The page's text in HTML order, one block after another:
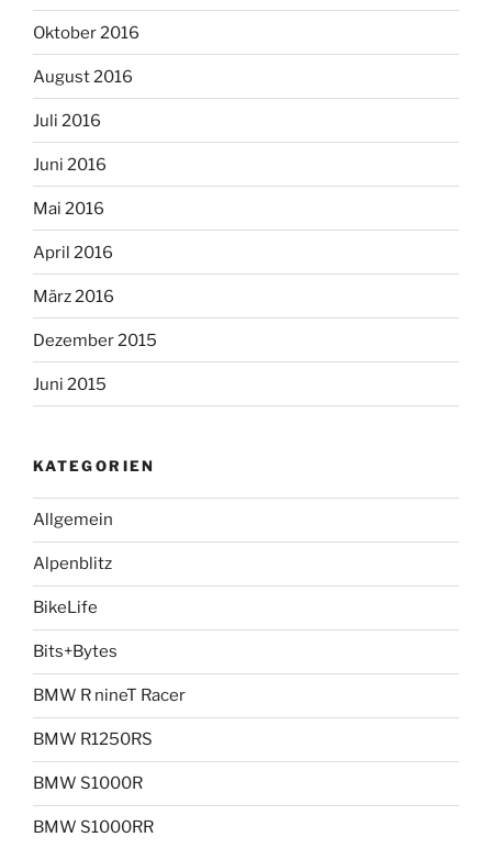
Oktober 2016
August 2016
Juli 2016
Juni 2016
Mai 2016
April 2016
März 2016
Dezember 2015
Juni 2015
KATEGORIEN
Allgemein
Alpenblitz
BikeLife
Bits+Bytes
BMW R nineT Racer
BMW R1250RS
BMW S1000R
BMW S1000RR